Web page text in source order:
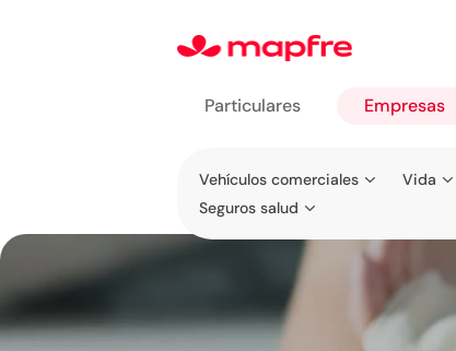
Particulares Empresas
Ir a
Empresas
Vehículos comerciales Vida
Seguros salud